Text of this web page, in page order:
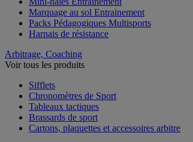
Marquage au sol Entrainement
Packs Pédagogiques Multisports
Harnais de résistance
Arbitrage, Coaching
Voir tous les produits
Sifflets
Chronomètres de Sport
Tableaux tactiques
Brassards de sport
Cartons, plaquettes et accessoires arbitre